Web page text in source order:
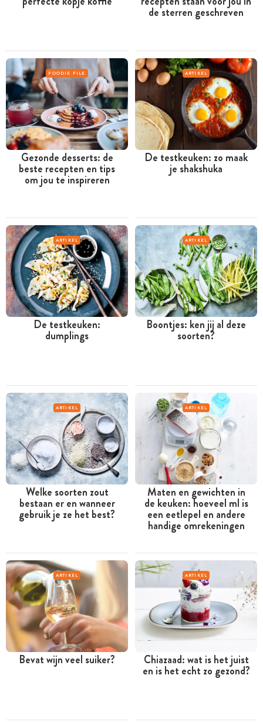
de sterren geschreven
FOODIE FILE
Gezonde desserts: de
beste recepten en tips
om jou te inspireren
ARTIKEL
De testkeuken: zo maak
je shakshuka
ARTIKEL
De testkeuken:
dumplings
ARTIKEL
Boontjes: ken jij al deze
soorten?
ARTIKEL
Welke soorten zout
bestaan er en wanneer
gebruik je ze het best?
ARTIKEL
Maten en gewichten in
de keuken: hoeveel ml is
een eetlepel en andere
handige omrekeningen
ARTIKEL
Bevat wijn veel suiker?
ARTIKEL
Chiazaad: wat is het juist
en is het echt zo gezond?